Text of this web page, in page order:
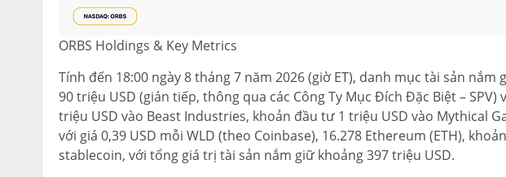
ORBS Holdings & Key Metrics
Tính đến 18:00 ngày 8 tháng 7 năm 2026 (giờ ET), danh mục tài sản nắm
90 triệu USD (gián tiếp, thông qua các Công Ty Mục Đích Đặc Biệt –
triệu USD vào Beast Industries, khoản đầu tư 1 triệu USD vào Mythical
với giá 0,39 USD mỗi WLD (theo Coinbase), 16.278 Ethereum (ETH),
stablecoin, với tổng giá trị tài sản nắm giữ khoảng 397 triệu USD.